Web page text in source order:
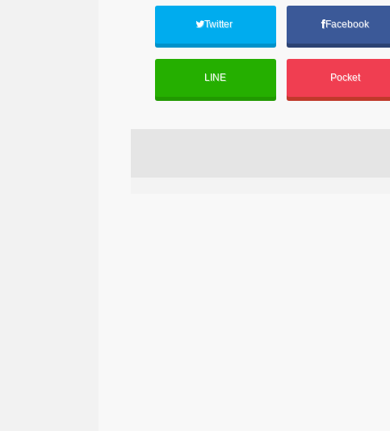
Twitter Facebook
LINE Pocket